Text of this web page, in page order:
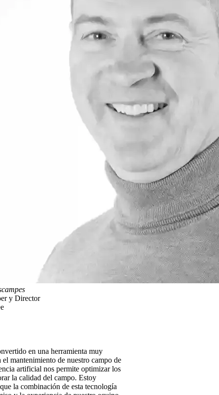
y Director
en una herramienta muy
el mantenimiento de nuestro campo de
artificial nos permite optimizar los
la calidad del campo. Estoy
la combinación de esta tecnología